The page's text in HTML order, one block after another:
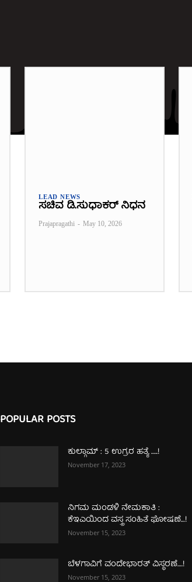
LEAD NEWS
ಸಚಿವ ಡಿ.ಸುಧಾಕರ್ ನಿಧನ
Prajapragathi - May 10, 2026
POPULAR POSTS
ಕುಲ್ಗಾಮ್‌ : 5 ಉಗ್ರರ ಹತ್ಯೆ …..!
November 17, 2023
ನಿಗಮ ಮಂಡಳಿ ನೇಮಕಾತಿ :
ಕೆಇಎಯಿಂದ ವಸ್ತ್ರ ಸಂಹಿತೆ ಘೋಷಣೆ…!
November 15, 2023
ಬೆಳಗಾವಿಗೆ ವಂದೇಭಾರತ್‌ ವಿಸ್ಥರಣೆ….!
November 15, 2023